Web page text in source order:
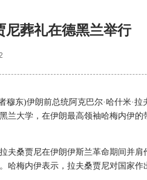
尼葬礼在德黑兰举行
穆东)伊朗前总统阿克巴尔·哈什米·拉
兰大学，在伊朗最高领袖哈梅内伊的
夫桑贾尼在伊朗伊斯兰革命期间并肩
哈梅内伊表示，拉夫桑贾尼对国家作